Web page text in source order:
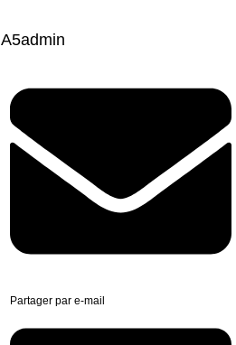
A5admin
Partager par e-mail